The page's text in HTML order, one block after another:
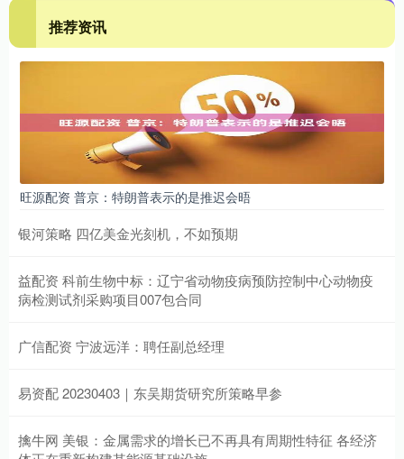
推荐资讯
旺源配资 普京：特朗普表示的是推迟会晤
银河策略 四亿美金光刻机，不如预期
益配资 科前生物中标：辽宁省动物疫病预防控制中心动物疫
病检测试剂采购项目007包合同
广信配资 宁波远洋：聘任副总经理
易资配 20230403｜东吴期货研究所策略早参
擒牛网 美银：金属需求的增长已不再具有周期性特征 各经济